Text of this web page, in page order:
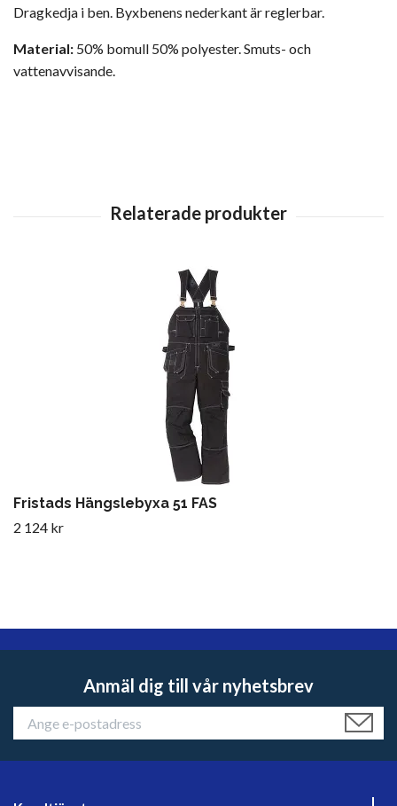
Dragkedja i ben. Byxbenens nederkant är reglerbar.
Material: 50% bomull 50% polyester. Smuts- och
vattenavvisande.
Fristads Hängslebyxa 51 FAS
2 124 kr
Anmäl dig till vår nyhetsbrev